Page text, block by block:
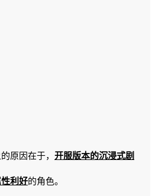
原因在于， 开服版本的沉浸式剧
利好的角色。